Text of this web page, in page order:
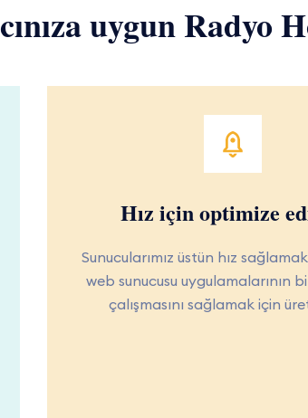
uygun Radyo
Hız için optimize
Sunucularımız üstün hız
web sunucusu uygulamalarının
çalışmasını sağlamak için